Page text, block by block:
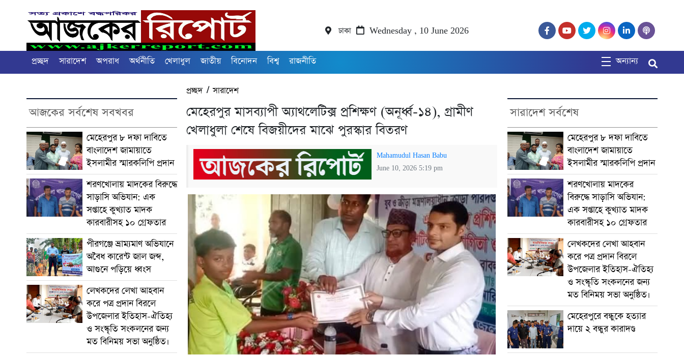
ঢাকা Wednesday , 10 June 2026
প্রচ্ছদ সারাদেশ অপরাধ অর্থনীতি খেলাধুল জাতীয় বিনোদন বিশ্ব রাজনীতি অন্যান্য
আজকের সর্বশেষ সবখবর
মেহেরপুর ৮ দফা দাবিতে
বাংলাদেশ জামায়াতে
ইসলামীর স্মারকলিপি প্রদান
শরণখোলায় মাদকের বিরুদ্ধে
সাড়াসি অভিযান: এক
সপ্তাহে কুখ্যাত মাদক
কারবারীসহ ১০ গ্রেফতার
পীরগঞ্জে ভ্রাম্যমাণ অভিযানে
অবৈধ কারেন্ট জাল জব্দ,
আগুনে পড়িয়ে ধ্বংস
লেখকদের লেখা আহবান
করে পত্র প্রদান বিরলে
উপজেলার ইতিহাস-ঐতিহ্য
ও সংস্কৃতি সংকলনের জন্য
মত বিনিময় সভা অনুষ্ঠিত।
প্রচ্ছদ/সারাদেশ
মেহেরপুর মাসব্যাপী অ্যাথলেটিক্স প্রশিক্ষণ (অনূর্ধ্ব-১৪), গ্রামীণ
খেলাধুলা শেষে বিজয়ীদের মাঝে পুরস্কার বিতরণ
Mahamudul Hasan Babu
June 10, 2026 5:19 pm
সারাদেশ সর্বশেষ
মেহেরপুর ৮ দফা দাবিতে
বাংলাদেশ জামায়াতে
ইসলামীর স্মারকলিপি প্রদান
শরণখোলায় মাদকের
বিরুদ্ধে সাড়াসি অভিযান:
এক সপ্তাহে কুখ্যাত মাদক
কারবারীসহ ১০ গ্রেফতার
লেখকদের লেখা আহবান
করে পত্র প্রদান বিরলে
উপজেলার ইতিহাস-ঐতিহ্য
ও সংস্কৃতি সংকলনের জন্য
মত বিনিময় সভা অনুষ্ঠিত।
মেহেরপুরে বন্ধুকে হত্যার
দায়ে ২ বন্ধুর কারাদণ্ড